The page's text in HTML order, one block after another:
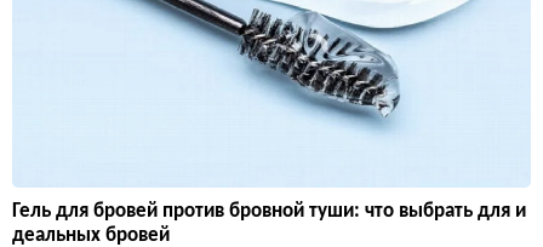
Гель для бровей против бровной туши: что выбрать для и
деальных бровей